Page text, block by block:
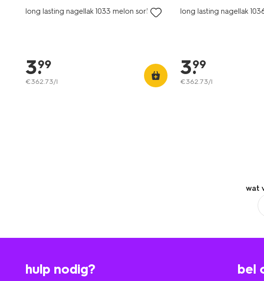
long lasting nagellak 1033 melon sorbet
3.
99
€362.73/l
long lasting nagellak
3.
99
€362.73/l
wat
hulp nodig? bel